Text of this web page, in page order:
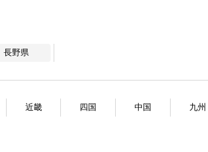
長野県
近畿 四国 中国 九州